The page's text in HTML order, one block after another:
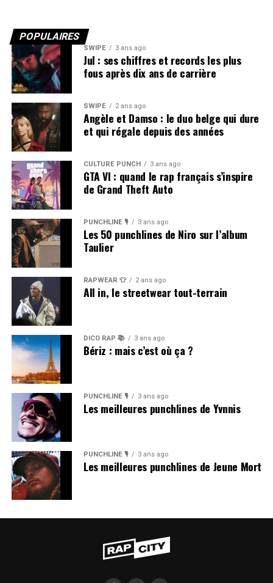
POPULAIRES
SWIPE 3 ans ago
Jul : ses chiffres et records les plus
fous après dix ans de carrière
SWIPE 2 ans ago
Angèle et Damso : le duo belge qui dure
et qui régale depuis des années
CULTURE PUNCH 3 ans ago
GTA VI : quand le rap français s’inspire
de Grand Theft Auto
PUNCHLINE 🎙️ 3 ans ago
Les 50 punchlines de Niro sur l’album
Taulier
RAPWEAR 👕 2 ans ago
All in, le streetwear tout-terrain
DICO RAP 📚 3 ans ago
Bériz : mais c’est où ça ?
PUNCHLINE 🎙️ 3 ans ago
Les meilleures punchlines de Yvnnis
PUNCHLINE 🎙️ 3 ans ago
Les meilleures punchlines de Jeune Mort